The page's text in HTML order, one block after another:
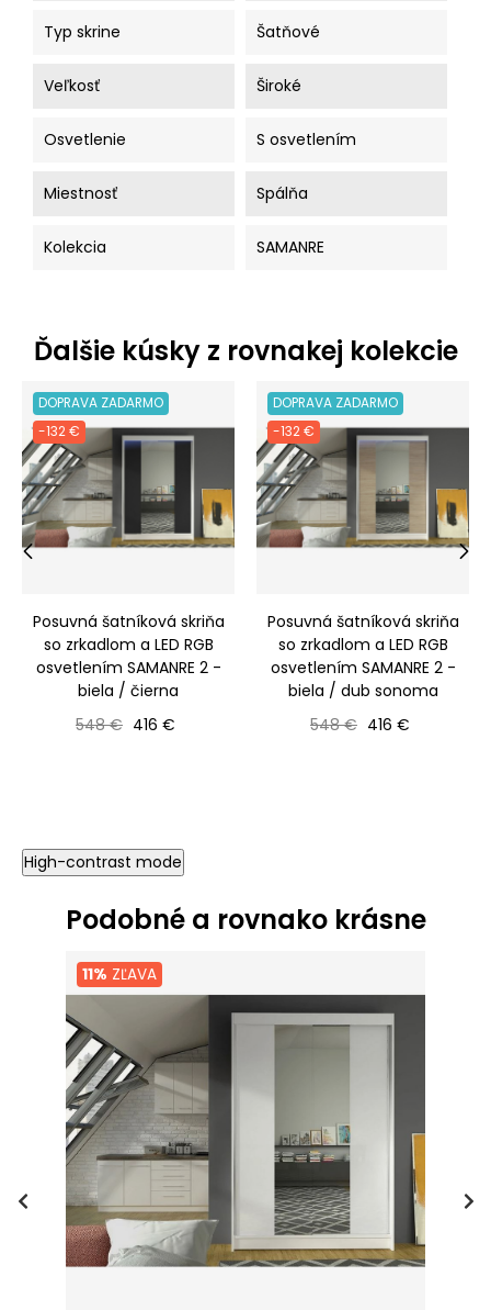
Typ skrine Šatňové
Veľkosť Široké
Osvetlenie S osvetlením
Miestnosť Spálňa
Kolekcia SAMANRE
Ďalšie kúsky z rovnakej kolekcie
DOPRAVA ZADARMO
-132 €
Posuvná šatníková skriňa
so zrkadlom a LED RGB
osvetlením SAMANRE 2 -
biela / čierna
Bežná cena
548 € Cena
416 €
DOPRAVA ZADARMO
-132 €
Posuvná šatníková skriňa
so zrkadlom a LED RGB
osvetlením SAMANRE 2 -
biela / dub sonoma
Bežná cena
548 € Cena
416 €
High-contrast mode
Podobné a rovnako krásne
11% ZĽAVA